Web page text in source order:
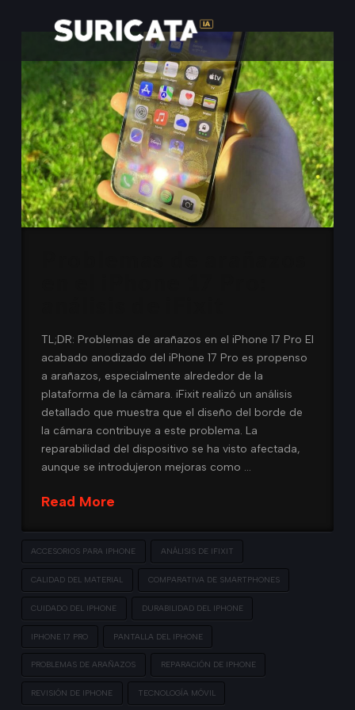
TL;DR: Problemas de arañazos en el iPhone 17 Pro El
acabado anodizado del iPhone 17 Pro es propenso
a arañazos, especialmente alrededor de la
plataforma de la cámara. iFixit realizó un análisis
detallado que muestra que el diseño del borde de
la cámara contribuye a este problema. La
reparabilidad del dispositivo se ha visto afectada,
aunque se introdujeron mejoras como …
Read More
ACCESORIOS PARA IPHONE ANÁLISIS DE IFIXIT
CALIDAD DEL MATERIAL COMPARATIVA DE SMARTPHONES
CUIDADO DEL IPHONE DURABILIDAD DEL IPHONE
IPHONE 17 PRO PANTALLA DEL IPHONE
PROBLEMAS DE ARAÑAZOS REPARACIÓN DE IPHONE
REVISIÓN DE IPHONE TECNOLOGÍA MÓVIL